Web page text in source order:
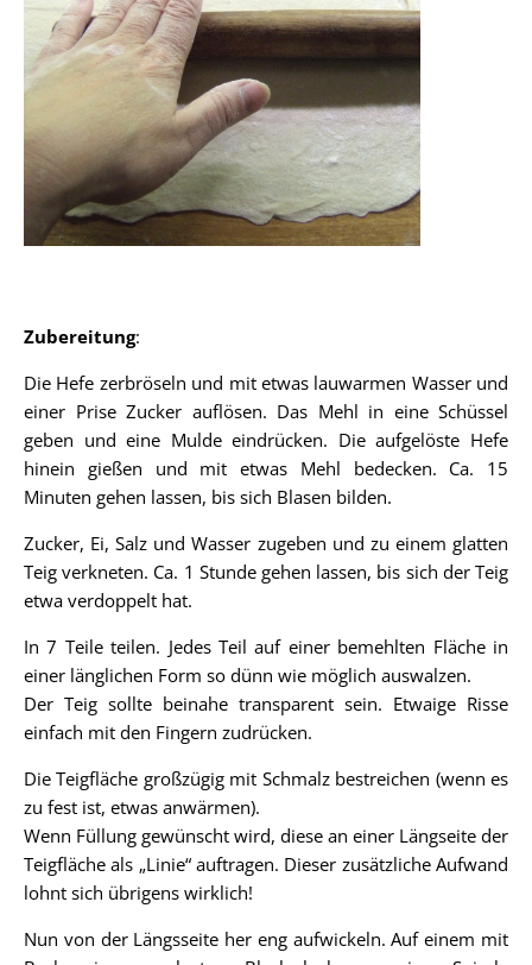
Zubereitung:
Die Hefe zerbröseln und mit etwas lauwarmen Wasser und
einer Prise Zucker auflösen. Das Mehl in eine Schüssel
geben und eine Mulde eindrücken. Die aufgelöste Hefe
hinein gießen und mit etwas Mehl bedecken. Ca. 15
Minuten gehen lassen, bis sich Blasen bilden.
Zucker, Ei, Salz und Wasser zugeben und zu einem glatten
Teig verkneten. Ca. 1 Stunde gehen lassen, bis sich der Teig
etwa verdoppelt hat.
In 7 Teile teilen. Jedes Teil auf einer bemehlten Fläche in
einer länglichen Form so dünn wie möglich auswalzen.
Der Teig sollte beinahe transparent sein. Etwaige Risse
einfach mit den Fingern zudrücken.
Die Teigfläche großzügig mit Schmalz bestreichen (wenn es
zu fest ist, etwas anwärmen).
Wenn Füllung gewünscht wird, diese an einer Längseite der
Teigfläche als „Linie“ auftragen. Dieser zusätzliche Aufwand
lohnt sich übrigens wirklich!
Nun von der Längsseite her eng aufwickeln. Auf einem mit